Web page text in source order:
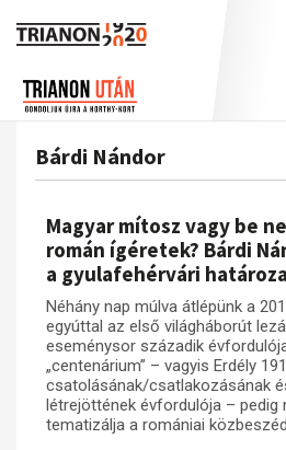
A
Utókor és
Galéria
Adatbázis
Emlékművek
Menekültek
Visszhang
Publikációk
Kapcsolat
Trianon-
Bárdi Nándor
Magyar mítosz vagy be
román ígéretek? Bárdi
a gyulafehérvári
Néhány nap múlva átlépünk a
egyúttal az első világháborút
eseménysor századik
„centenárium” – vagyis Erdély
csatolásának/csatlakozásának
létrejöttének évfordulója – pedig
tematizálja a romániai